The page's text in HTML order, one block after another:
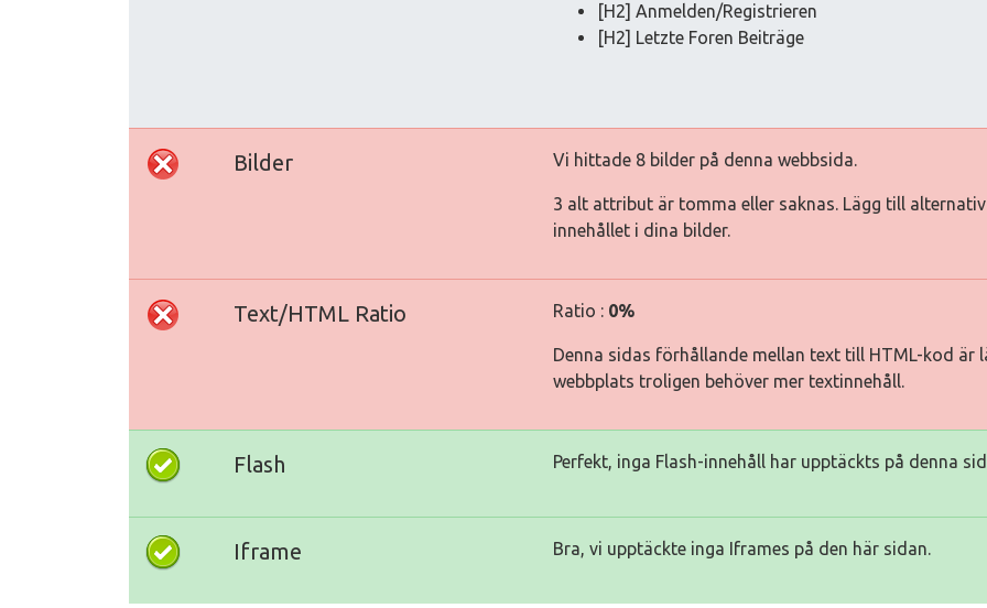
[H2] Anmelden/Registrieren
[H2] Letzte Foren Beiträge
Bilder Vi hittade 8 bilder på denna webbsida.
3 alt attribut är tomma eller saknas. Lägg till
innehållet i dina bilder.
Text/HTML Ratio Ratio : 0%
Denna sidas förhållande mellan text till HTML-kod är
webbplats troligen behöver mer textinnehåll.
Flash Perfekt, inga Flash-innehåll har upptäckts på denna
Iframe Bra, vi upptäckte inga Iframes på den här sidan.